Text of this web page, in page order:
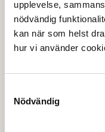
upplevelse,
nödvändig
kan när som helst
hur vi använder
Nödvändig
En knapp kilometer
med ett brett utbud
Ett flertal busslinjer
Gullmarsplan tar ca